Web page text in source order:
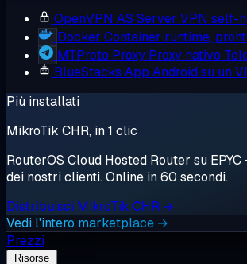
OpenVPN AS Server VPN self-
Docker Container runtime,
MTProto Proxy Proxy nativo
BlueStacks App Android su un
Più installati
MikroTik CHR, in 1 clic
RouterOS Cloud Hosted Router su EPYC
dei nostri clienti. Online in 60 secondi.
Distribuisci MikroTik CHR →
Vedi l'intero marketplace →
Prezzi